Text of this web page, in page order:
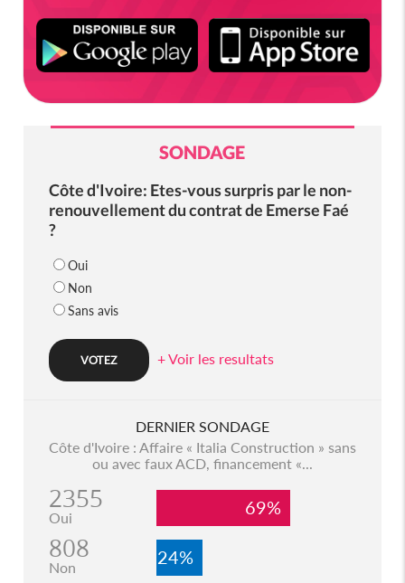
SONDAGE
Côte d'Ivoire: Etes-vous surpris par le non-
renouvellement du contrat de Emerse Faé
?
Oui
Non
Sans avis
+ Voir les resultats
DERNIER SONDAGE
Côte d'Ivoire : Affaire « Italia Construction » sans
ou avec faux ACD, financement «...
2355
Oui 69%
808
Non 24%